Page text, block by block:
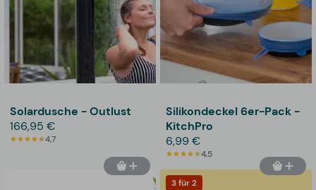
Solardusche - Outlust
166,95 €
4,7
Silikondeckel 6er-Pack -
KitchPro
6,99 €
4,5
3 für 2